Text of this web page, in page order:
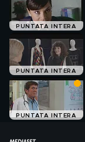
PUNTATA INTERA
PUNTATA INTERA
PUNTATA INTERA